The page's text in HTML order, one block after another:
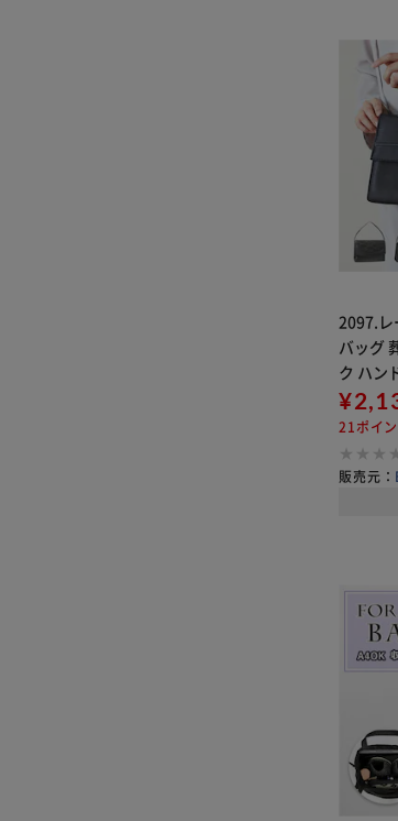
2097.
バッグ
ク ハン
事 ブラ
ブラッ
鞄 カバ
21ポイ
販売元：